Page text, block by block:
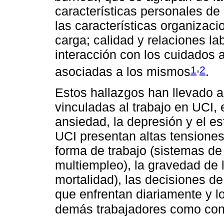
características personales
las características
carga; calidad y relaciones
interacción con los cuidados
asociadas a los mismos1,2.
Estos hallazgos han llevado
vinculadas al trabajo en UCI,
ansiedad, la depresión y el
UCI presentan altas
forma de trabajo (sistemas
multiempleo), la gravedad
mortalidad), las decisiones
que enfrentan diariamente y
demás trabajadores como